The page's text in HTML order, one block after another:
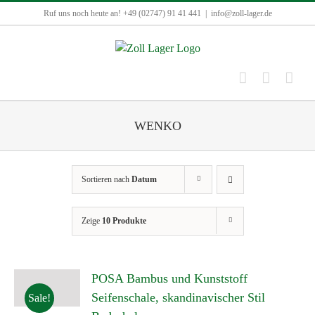
Inhalt
Ruf uns noch heute an! +49 (02747) 91 41 441 info@zoll-lager.de
WENKO
Sortieren nach Datum
Zeige 10 Produkte
Sale!
POSA Bambus und Kunststoff
Seifenschale, skandinavischer Stil